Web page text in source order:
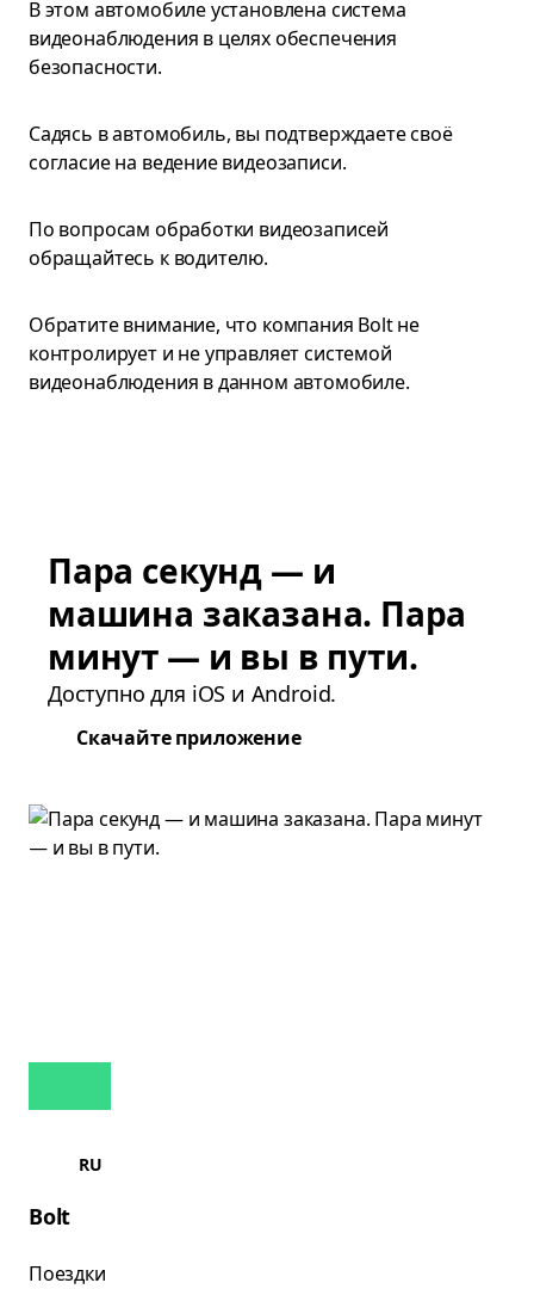
В этом автомобиле установлена система
видеонаблюдения в целях обеспечения
безопасности.
Садясь в автомобиль, вы подтверждаете своё
согласие на ведение видеозаписи.
По вопросам обработки видеозаписей
обращайтесь к водителю.
Обратите внимание, что компания Bolt не
контролирует и не управляет системой
видеонаблюдения в данном автомобиле.
Пара секунд — и
машина заказана. Пара
минут — и вы в пути.
Доступно для iOS и Android.
Скачайте приложение
RU
Bolt
Поездки